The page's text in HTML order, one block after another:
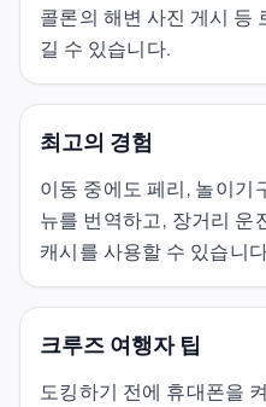
콜론의 해변 사진 게시 등
길 수 있습니다.
최고의 경험
이동 중에도 페리, 놀이기
뉴를 번역하고, 장거리 운
캐시를 사용할 수 있습니
크루즈 여행자 팁
도킹하기 전에 휴대폰을